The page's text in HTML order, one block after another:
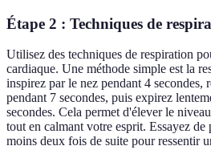
Étape 2 : Techniques de
Utilisez des techniques de respiration
cardiaque. Une méthode simple est la
inspirez par le nez pendant 4 secondes,
pendant 7 secondes, puis expirez
secondes. Cela permet d'élever le
tout en calmant votre esprit. Essayez de
moins deux fois de suite pour ressentir